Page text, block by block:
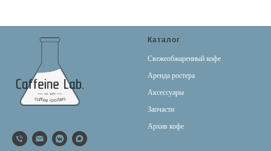
Каталог
Свежеобжаренный кофе
Аренда ростера
Аксессуары
Запчасти
Архив кофе